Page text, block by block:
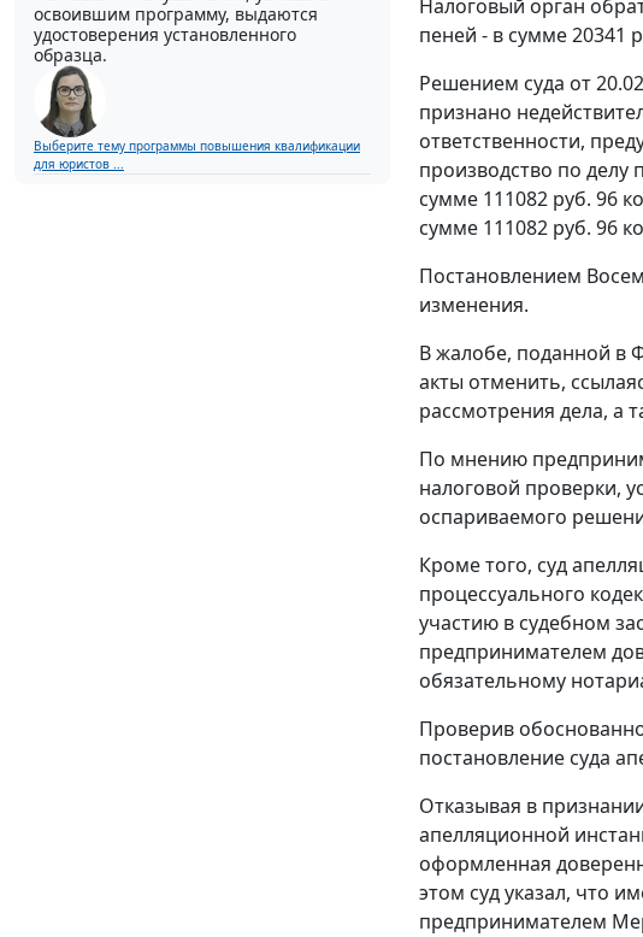
освоившим программу, выдаются
удостоверения установленного
образца.
Выберите тему программы повышения квалификации
для юристов ...
Налоговый орган
пеней - в сумме 20341
Решением суда от
признано
ответственности,
производство по
сумме 111082 руб. 96
сумме 111082 руб. 96
Постановлением
изменения.
В жалобе, поданной в
акты отменить,
рассмотрения дела, а
По мнению
налоговой проверки,
оспариваемого
Кроме того, суд
процессуального
участию в судебном
предпринимателем
обязательному
Проверив
постановление суда
Отказывая в
апелляционной
оформленная
этом суд указал, что
предпринимателем